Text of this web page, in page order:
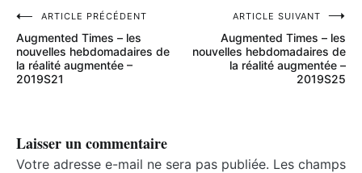
Navigation
de
l’article
ARTICLE PRÉCÉDENT
Augmented Times – les
nouvelles hebdomadaires de
la réalité augmentée –
2019S21
ARTICLE SUIVANT
Augmented Times – les
nouvelles hebdomadaires de
la réalité augmentée –
2019S25
Laisser un commentaire
Votre adresse e-mail ne sera pas publiée. Les champs